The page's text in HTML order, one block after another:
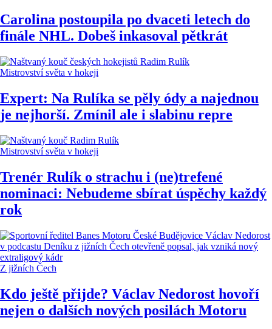
Carolina postoupila po dvaceti letech do
finále NHL. Dobeš inkasoval pětkrát
Mistrovství světa v hokeji
Expert: Na Rulíka se pěly ódy a najednou
je nejhorší. Zmínil ale i slabinu repre
Mistrovství světa v hokeji
Trenér Rulík o strachu i (ne)trefené
nominaci: Nebudeme sbírat úspěchy každý
rok
Z jižních Čech
Kdo ještě přijde? Václav Nedorost hovoří
nejen o dalších nových posilách Motoru